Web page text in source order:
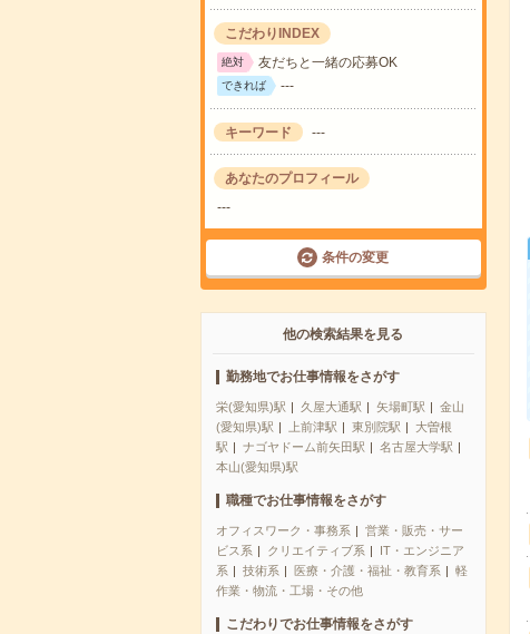
こだわりINDEX
絶対 友だちと一緒の応募OK
できれば ---
キーワード ---
あなたのプロフィール
---
条件の変更
他の検索結果を見る
勤務地でお仕事情報をさがす
栄(愛知県)駅 久屋大通駅 矢場町駅
金山
(愛知県)駅
上前津駅 東別院駅
大曽根
駅
ナゴヤドーム前矢田駅
名古屋大学駅
本山(愛知県)駅
職種でお仕事情報をさがす
オフィスワーク・事務系
営業・販売・サー
ビス系
クリエイティブ系
IT・エンジニア
系
技術系 医療・介護・福祉・教育系
軽
作業・物流・工場・その他
こだわりでお仕事情報をさがす